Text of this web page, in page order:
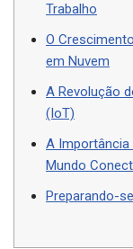
Trabalho
O
em Nuvem
A Revolução
(IoT)
A Importância
Mundo
Preparando-